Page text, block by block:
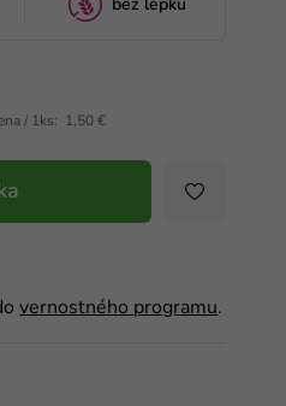
bez lepku
/ 1ks: 1,50 €
vernostného programu.